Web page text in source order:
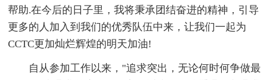
帮助.在今后的日子里，我将秉承团结奋进的精神，引导
更多的人加入到我们的优秀队伍中来，让我们一起为
CCTC更加灿烂辉煌的明天加油!
自从参加工作以来，"追求突出，无论何时何争做最